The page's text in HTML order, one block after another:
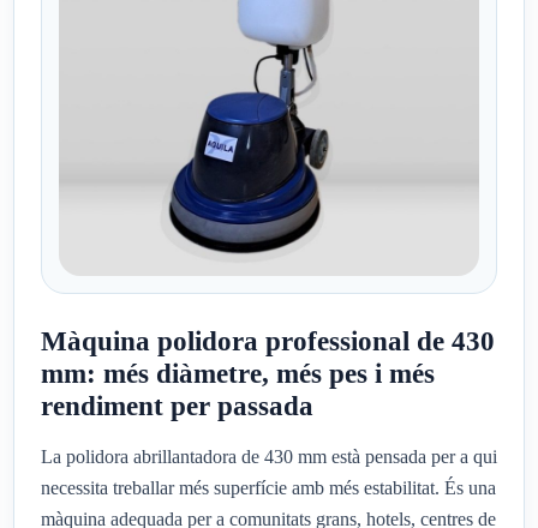
Màquina polidora professional de 430
mm: més diàmetre, més pes i més
rendiment per passada
La polidora abrillantadora de 430 mm està pensada per a qui
necessita treballar més superfície amb més estabilitat. És una
màquina adequada per a comunitats grans, hotels, centres de